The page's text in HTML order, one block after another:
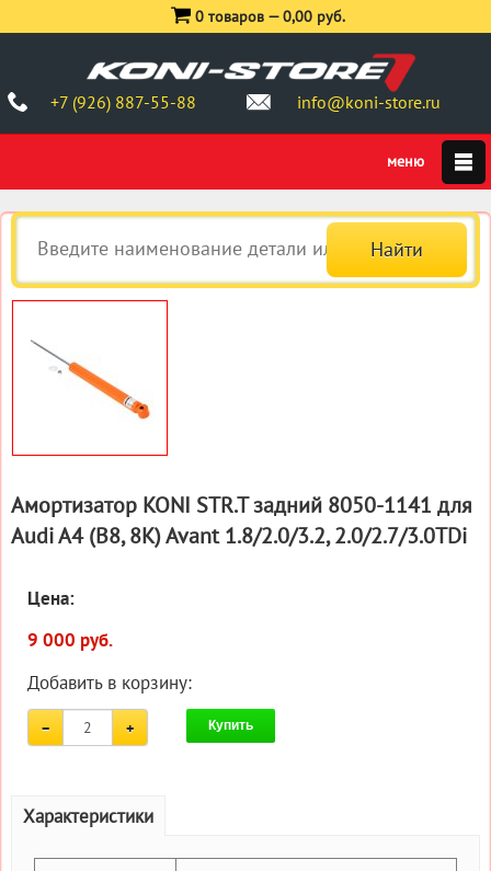
+7 (926) 887-55-88 info@koni-store.ru
0 товаров —0,00 руб.
Амортизатор KONI STR.T задний 8050-1141 для
Audi A4 (B8, 8K) Avant 1.8/2.0/3.2, 2.0/2.7/3.0TDi
Цена:
9 000 руб.
Добавить в корзину:
Купить
Характеристики